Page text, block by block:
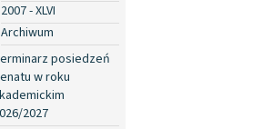
2007 - XLVI
Archiwum
posiedzeń
w roku
2027